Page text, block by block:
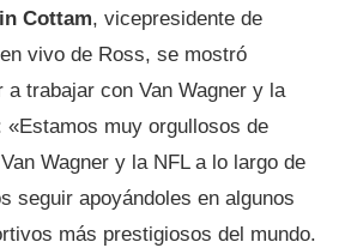
Cottam, vicepresidente de
vivo de Ross, se mostró
a trabajar con Van Wagner y la
«Estamos muy orgullosos de
Wagner y la NFL a lo largo de
seguir apoyándoles en algunos
más prestigiosos del mundo.